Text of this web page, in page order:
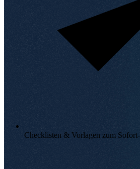
Checklisten & Vorlagen zum